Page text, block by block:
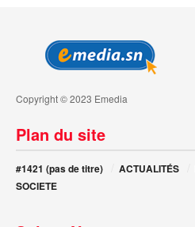
Copyright © 2023 Emedia
Plan du site
#1421 (pas de titre) ACTUALITÉS
SOCIETE